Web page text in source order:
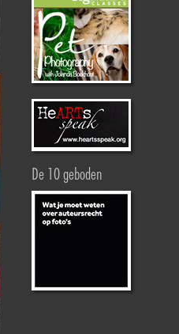
De 10 geboden